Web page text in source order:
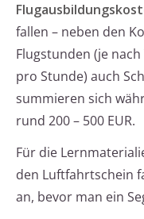
fallen – neben den
Flugstunden (je
pro Stunde) auch
summieren sich
rund 200 – 500 EUR.
Für die
den Luftfahrtschein
an, bevor man ein